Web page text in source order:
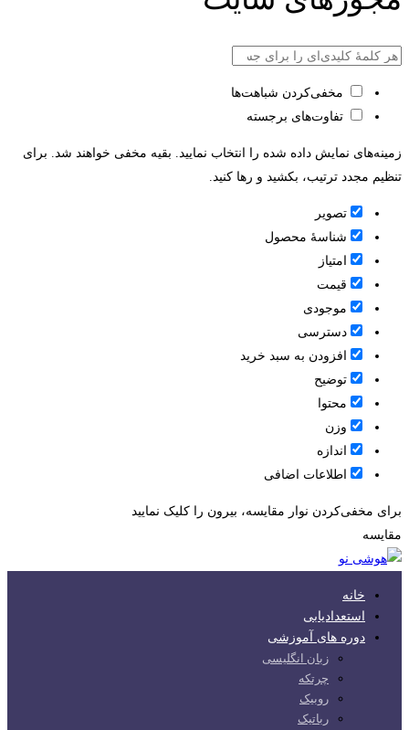
مخفی‌کردن شباهت‌ها
تفاوت‌های برجسته
زمینه‌های نمایش داده شده را انتخاب نمایید. بقیه مخفی خواهند شد. برای
تنظیم مجدد ترتیب، بکشید و رها کنید.
تصویر
شناسۀ محصول
امتیاز
قيمت
موجودی
دسترسی
افزودن به سبد خرید
توضیح
محتوا
وزن
اندازه
اطلاعات اضافی
برای مخفی‌کردن نوار مقایسه، بیرون را کلیک نمایید
مقایسه
خانه
استعدادیابی
دوره های آموزشی
زبان انگلیسی
چرتکه
روبیک
رباتیک